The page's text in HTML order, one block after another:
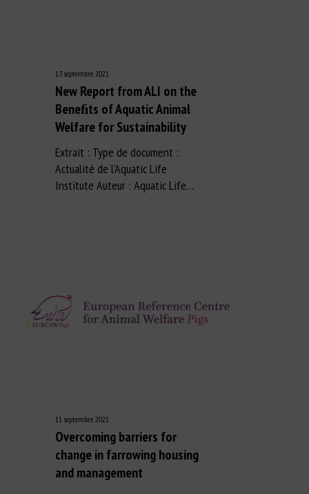
13 septembre 2021
New Report from ALI on the
Beneﬁts of Aquatic Animal
Welfare for Sustainability
Extrait : Type de document :
Actualité de l'Aquatic Life
Institute Auteur : Aquatic Life…
11 septembre 2021
Overcoming barriers for
change in farrowing housing
and management